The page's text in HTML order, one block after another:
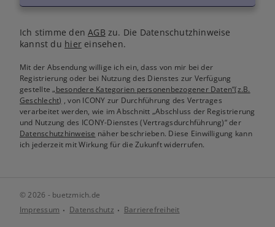
Ich stimme denAGB zu. Die Datenschutzhinweise
kannst du hiereinsehen.
Mit der Absendung willige ich ein, dass von mir bei der
Registrierung oder bei Nutzung des Dienstes zur Verfügung
gestellte„besondere Kategorien personenbezogener Daten“(z.B.
Geschlecht) , von ICONY zur Durchführung des Vertrages
verarbeitet werden, wie im Abschnitt „Abschluss der Registrierung
und Nutzung des ICONY-Dienstes (Vertragsdurchführung)“ der
Datenschutzhinweise näher beschrieben. Diese Einwilligung kann
ich jederzeit mit Wirkung für die Zukunft widerrufen.
© 2026 - buetzmich.de
Impressum
Datenschutz Barrierefreiheit